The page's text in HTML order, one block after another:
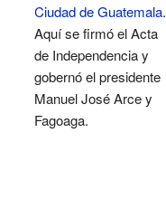
Ciudad de Guatemala.
Aquí se firmó el Acta
de Independencia y
gobernó el presidente
Manuel José Arce y
Fagoaga.